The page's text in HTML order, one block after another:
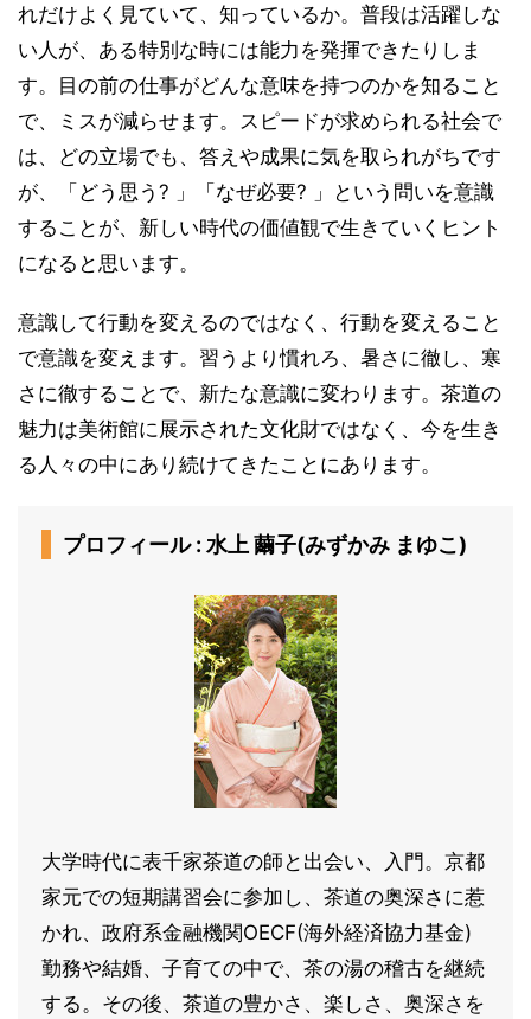
れだけよく見ていて、知っているか。普段は活躍しな
い人が、ある特別な時には能力を発揮できたりしま
す。目の前の仕事がどんな意味を持つのかを知ること
で、ミスが減らせます。スピードが求められる社会で
は、どの立場でも、答えや成果に気を取られがちです
が、「どう思う? 」「なぜ必要? 」という問いを意識
することが、新しい時代の価値観で生きていくヒント
になると思います。
意識して行動を変えるのではなく、行動を変えること
で意識を変えます。習うより慣れろ、暑さに徹し、寒
さに徹することで、新たな意識に変わります。茶道の
魅力は美術館に展示された文化財ではなく、今を生き
る人々の中にあり続けてきたことにあります。
プロフィール : 水上 繭子(みずかみ まゆこ)
大学時代に表千家茶道の師と出会い、入門。京都
家元での短期講習会に参加し、茶道の奥深さに惹
かれ、政府系金融機関OECF(海外経済協力基金)
勤務や結婚、子育ての中で、茶の湯の稽古を継続
する。その後、茶道の豊かさ、楽しさ、奥深さを